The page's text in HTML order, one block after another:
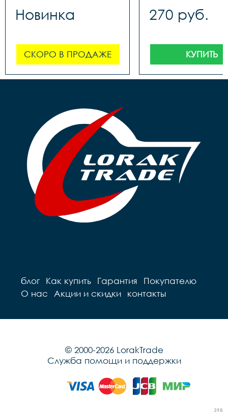
Новинка
СКОРО В ПРОДАЖЕ
270 руб.
КУПИТЬ
блог Как купить Гарантия
Покупателю
О нас
Акции и скидки контакты
© 2000-2026 LorakTrade
Служба помощи и поддержки
398